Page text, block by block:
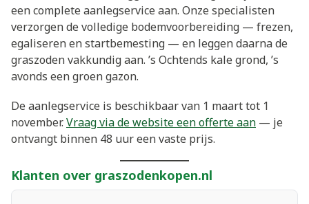
een complete aanlegservice aan. Onze specialisten
verzorgen de volledige bodemvoorbereiding — frezen,
egaliseren en startbemesting — en leggen daarna de
graszoden vakkundig aan. ’s Ochtends kale grond, ’s
avonds een groen gazon.
De aanlegservice is beschikbaar van 1 maart tot 1
november.Vraag via de website een offerte aan — je
ontvangt binnen 48 uur een vaste prijs.
Klanten over graszodenkopen.nl